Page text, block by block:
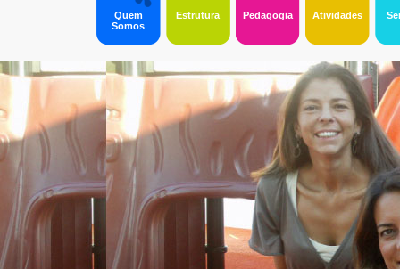
Quem
Somos
Estrutura Pedagogia Atividades